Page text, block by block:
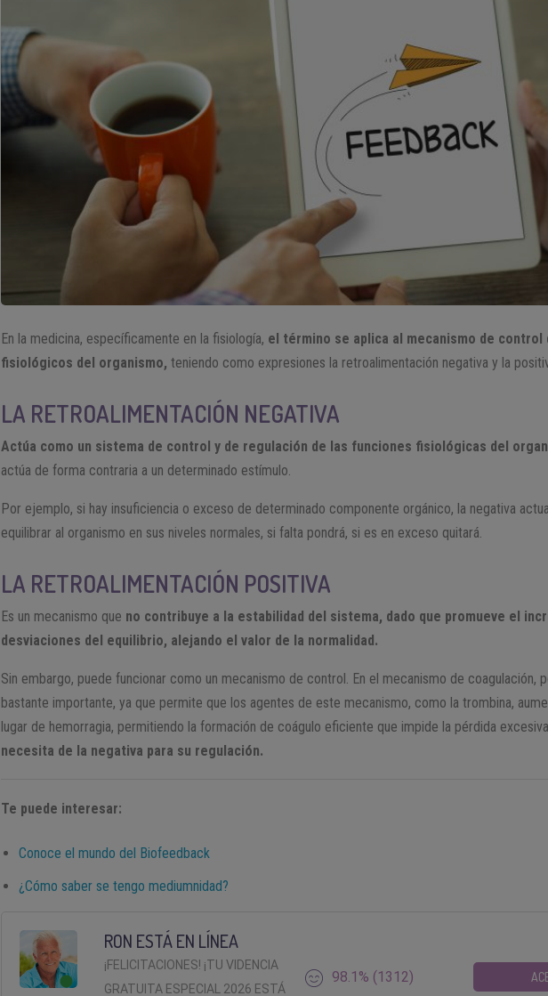
En la medicina, específicamente en la fisiología, el término se aplica al mecanismo de
fisiológicos del organismo, teniendo como expresiones la retroalimentación negativa y la
LA RETROALIMENTACIÓN NEGATIVA
Actúa como un sistema de control y de regulación de las funciones fisiológicas del
actúa de forma contraria a un determinado estímulo.
Por ejemplo, si hay insuficiencia o exceso de determinado componente orgánico, la negativa
equilibrar al organismo en sus niveles normales, si falta pondrá, si es en exceso quitará.
LA RETROALIMENTACIÓN POSITIVA
Es un mecanismo que no contribuye a la estabilidad del sistema, dado que promueve el
desviaciones del equilibrio, alejando el valor de la normalidad.
Sin embargo, puede funcionar como un mecanismo de control. En el mecanismo de coagulación,
bastante importante, ya que permite que los agentes de este mecanismo, como la trombina,
lugar de hemorragia, permitiendo la formación de coágulo eficiente que impide la pérdida
necesita de la negativa para su regulación.
Te puede interesar:
Conoce el mundo del Biofeedback
¿Cómo saber se tengo mediumnidad?
RON ESTÁ EN LÍNEA
¡FELICITACIONES! ¡TU VIDENCIA
GRATUITA ESPECIAL 2026 ESTÁ
98.1% (1312)